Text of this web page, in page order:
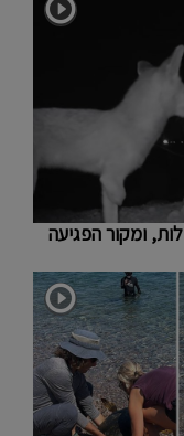
ומקור הפגיעה